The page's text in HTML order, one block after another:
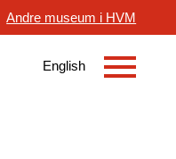
Andre museum i HVM